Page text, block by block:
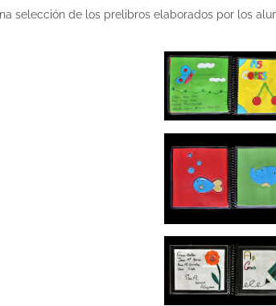
selección de los prelibros elaborados por los